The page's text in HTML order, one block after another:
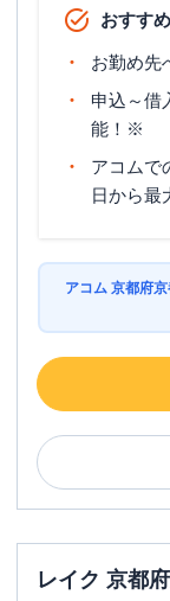
おすす
お勤め先
申込～借
能！※
アコムで
日から最
アコム 京都府
レイク 京都